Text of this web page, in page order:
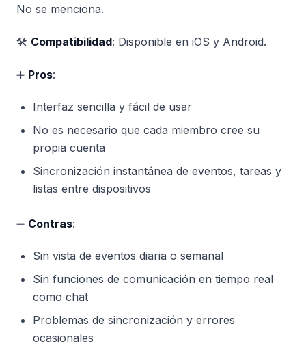
No se menciona.
🛠️ Compatibilidad: Disponible en iOS y Android.
➕ Pros:
Interfaz sencilla y fácil de usar
No es necesario que cada miembro cree su
propia cuenta
Sincronización instantánea de eventos, tareas y
listas entre dispositivos
➖ Contras:
Sin vista de eventos diaria o semanal
Sin funciones de comunicación en tiempo real
como chat
Problemas de sincronización y errores
ocasionales